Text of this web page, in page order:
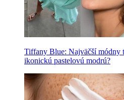
Tiffany Blue: Najväčší módny
ikonickú pastelovú modrú?